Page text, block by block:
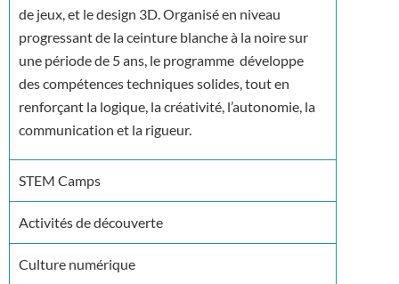
de jeux, et le design 3D. Organisé en niveau
progressant de la ceinture blanche à la noire sur
une période de 5 ans, le programme développe
des compétences techniques solides, tout en
renforçant la logique, la créativité, l’autonomie, la
communication et la rigueur.
STEM Camps
Activités de découverte
Culture numérique